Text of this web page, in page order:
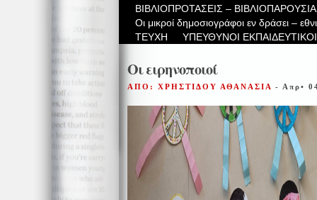
ΒIBΛΙΟΠΡΟΤΑΣΕΙΣ –
Οι μικροί δημοσιογράφοι εν δράσει –
ΤΕΥΧΗ
ΥΠΕΥΘΥΝΟΙ
Οι ειρηνοποιοί
ΑΠΟ: ΧΡΗΣΤΙΔΟΥ ΑΘΑΝΑΣΙΑ - Απρ•